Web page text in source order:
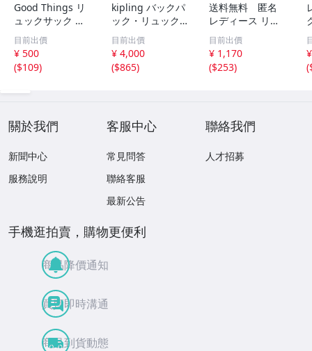
Good Things リ
ュックサック グ
レー メッシュポ
ケット付き デイ
パック
目前出價
¥ 500
($109)
kipling バックパ
ック・リュック
レディース キプ
リング 中古 古
着
目前出價
¥ 4,000
($865)
送料無料 匿名
レディース リュ
ック 防水 ミニバ
ックパック PUレ
ザー デイパック
ブラック
目前出價
¥ 1,170
($253)
(
關於我們
新聞中心
服務說明
客服中心
常見問答
聯絡客服
最新公告
聯絡我們
人才招募
手機逛拍賣，購物更便利
商品降價通知
買賣即時溝通
商品到貨動態